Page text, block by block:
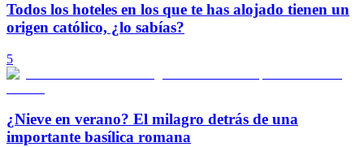
Todos los hoteles en los que te has alojado tienen un
origen católico, ¿lo sabías?
5
¿Nieve en verano? El milagro detrás de una
importante basílica romana